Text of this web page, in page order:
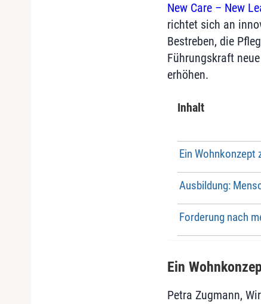
New Care – New
richtet sich an
Bestreben, die
Führungskraft
erhöhen.
Inhalt
Ein
Ausbildung:
Forderung nach
Ein
Petra Zugmann,